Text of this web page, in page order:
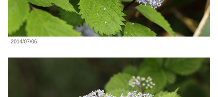
2014/07/06